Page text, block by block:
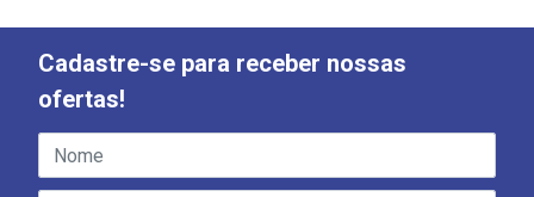
Cadastre-se para receber nossas
ofertas!